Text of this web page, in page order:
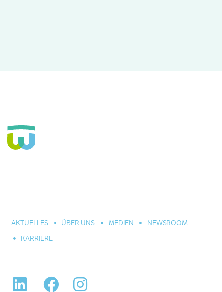
AKTUELLES ÜBER UNS MEDIEN
NEWSROOM
KARRIERE
LinkedIn Facebook